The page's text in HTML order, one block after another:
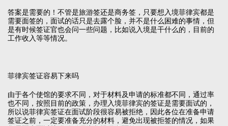
答案是需要的！不管是旅游签还是商务签，只要想入境菲律宾都是
需要面签的，面试的话只是去露个脸，并不是什么困难的事情，但
是有时候签证官也会问一些问题，比如说入境是干什么的，目前的
工作收入等等情况。
菲律宾签证容易下来吗
由于各个使馆的要求不同，对于材料及申请的标准都不同，通过率
也不同，按照目前的政策，办理入境菲律宾的签证是需要面试的，
所以说菲律宾签证在面试阶段很容易被拒绝，因此各位在准备申请
签证之前，一定要准备充分的材料，避免出现被拒签的情况，如果